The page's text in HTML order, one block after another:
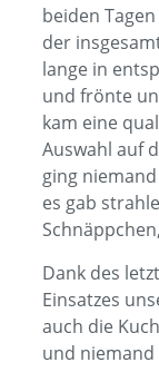
beiden
der
lange in
und frönte
kam eine
Auswahl auf
ging
es gab
Dank des
Einsatzes
auch die
und